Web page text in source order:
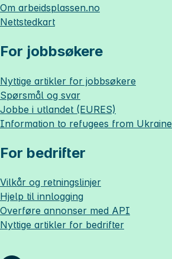
Om arbeidsplassen.no
Nettstedkart
For jobbsøkere
Nyttige artikler for jobbsøkere
Spørsmål og svar
Jobbe i utlandet (EURES)
Information to refugees from Ukraine
For bedrifter
Vilkår og retningslinjer
Hjelp til innlogging
Overføre annonser med API
Nyttige artikler for bedrifter